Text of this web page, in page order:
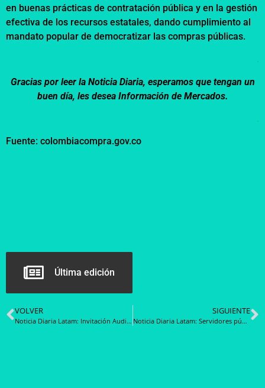
en buenas prácticas de contratación pública y en la gestión
efectiva de los recursos estatales, dando cumplimiento al
mandato popular de democratizar las compras públicas.
.
Gracias por leer la Noticia Diaria, esperamos que tengan un
buen día, les desea Información de Mercados.
.
Fuente: colombiacompra.gov.co
Última edición
VOLVER
Noticia Diaria Latam: Invitación Audiencia Previa Convenio Marco Servicios de Limpieza en Costa Rica
SIGUIENTE
Noticia Diaria Latam: Servidores públicos de la DGCP de Panamá refuerzan conceptos para prevenir la corrupción en capacitación